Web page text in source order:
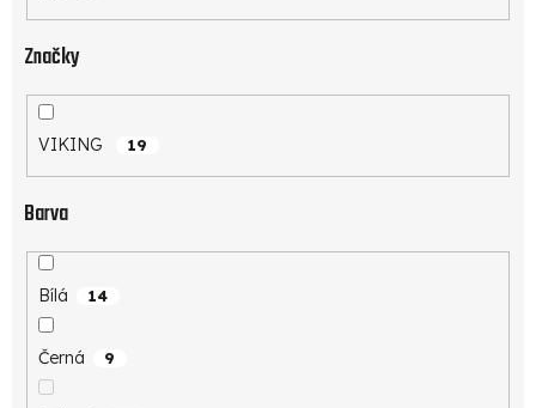
Značky
VIKING 19
Barva
Bílá 14
Černá 9